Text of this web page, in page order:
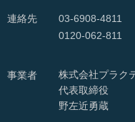
連絡先
03-6908-4811
0120-062-811
事業者
株式会社プラク
代表取締役
野左近勇蔵